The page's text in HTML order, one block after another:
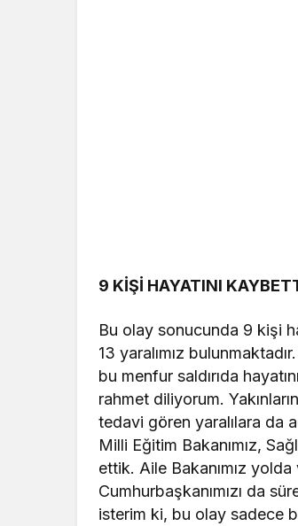
9 KİŞİ HAYATINI
Bu olay sonucunda 9 kişi
13 yaralımız
bu menfur saldırıda
rahmet diliyorum.
tedavi gören yaralılara da
Milli Eğitim Bakanımız,
ettik. Aile Bakanımız
Cumhurbaşkanımızı da
isterim ki, bu olay sadece